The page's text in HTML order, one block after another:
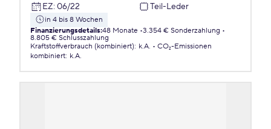
EZ: 06/22 Teil-Leder
in 4 bis 8 Wochen
Finanzierungsdetails:48 Monate 3.354 € Sonderzahlung
8.805 € Schlusszahlung
Kraftstoffverbrauch (kombiniert): k.A.
CO₂-Emissionen
kombiniert: k.A.